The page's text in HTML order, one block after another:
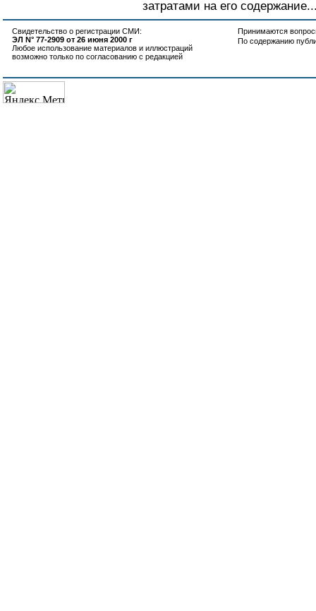
затратами на его
Свидетельство о регистрации СМИ:
ЭЛ N° 77-2909 от 26 июня 2000 г
Любое использование материалов и иллюстраций
возможно только по согласованию с редакцией
Принимаются
По содержанию